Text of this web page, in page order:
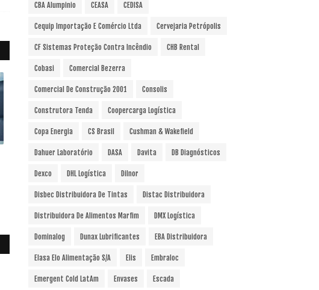
CBA Alumpinio CEASA CEDISA
Cequip Importação E Comércio Ltda Cervejaria Petrópolis
CF Sistemas Proteção Contra Incêndio CHB Rental
Cobasi Comercial Bezerra
Comercial De Construção 2001 Consolis
Construtora Tenda Coopercarga Logística
Copa Energia CS Brasil Cushman & Wakefield
Dahuer Laboratório DASA Davita DB Diagnósticos
Dexco DHL Logística Dilnor
Disbec Distribuidora De Tintas Distac Distribuidora
Distribuidora De Alimentos Marfim DMX Logística
Dominalog Dunax Lubrificantes EBA Distribuidora
Elasa Elo Alimentação S/A Elis Embraloc
Emergent Cold LatAm Envases Escada